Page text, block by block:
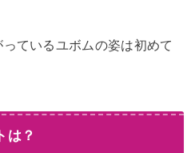
ているユボムの姿は初めて
は？